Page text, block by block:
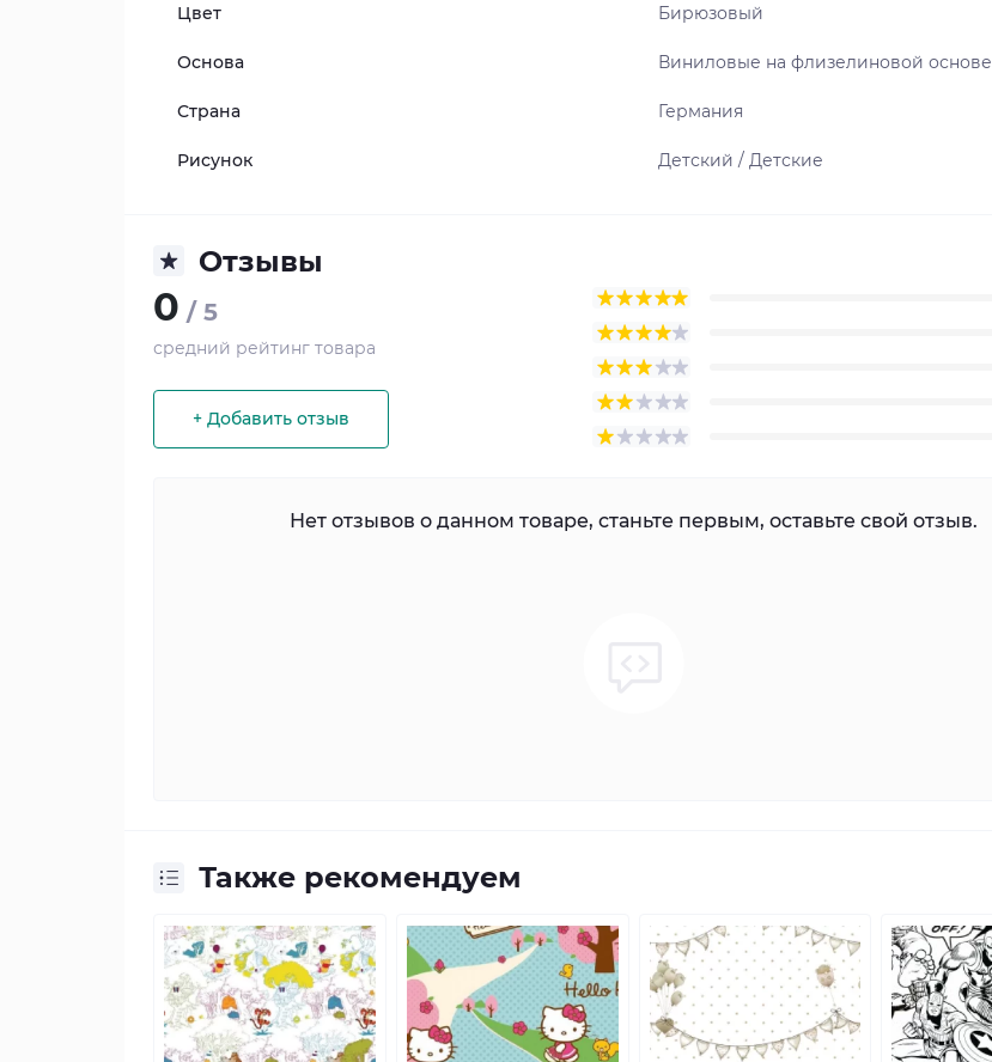
Цвет Бирюзовый
Основа Виниловые на флизелиновой основе
Страна Германия
Рисунок Детский / Детские
Отзывы
0 / 5
средний рейтинг товара
+ Добавить отзыв
Нет отзывов о данном товаре, станьте первым, оставьте свой отзыв.
Также рекомендуем